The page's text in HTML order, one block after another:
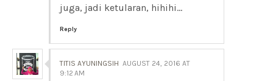
juga, jadi ketularan, hihihi...
Reply
TITIS AYUNINGSIH AUGUST 24, 2016 AT
9:12 AM